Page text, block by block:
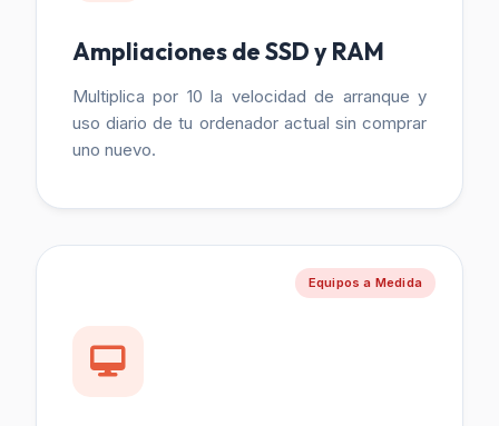
Ampliaciones de SSD y RAM
Multiplica por 10 la velocidad de arranque y
uso diario de tu ordenador actual sin comprar
uno nuevo.
Equipos a Medida